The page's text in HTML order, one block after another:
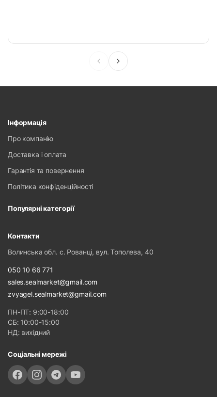
Інформація
Про компанію
Доставка і оплата
Гарантія та повернення
Політика конфіденційності
Популярні категорії
Контакти
Волинська обл. с. Рованці, вул. Тополева, 40
050 10 66 771
sales.sealmarket@gmail.com
zvyagel.sealmarket@gmail.com
ПН-ПТ: 9:00-18:00
СБ: 10:00-15:00
НД: вихідний
Соціальні мережі